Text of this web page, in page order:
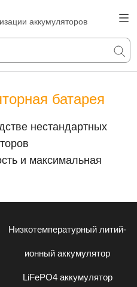
аккумуляторов
батарея
нестандартных
и максимальная
Низкотемпературный литий-
ионный аккумулятор
LiFePO4 аккумулятор